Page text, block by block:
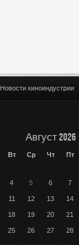
Новости киноиндустрии
Август 2026
Вт Ср Чт Пт
4 5 6 7
11 12 13 14
18 19 20 21
25 26 27 28